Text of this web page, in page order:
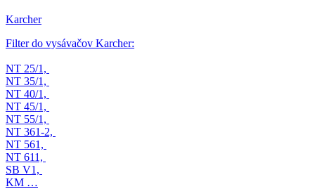
Karcher
Filter do vysávačov Karcher:
NT 25/1,
NT 35/1,
NT 40/1,
NT 45/1,
NT 55/1,
NT 361-2,
NT 561,
NT 611,
SB V1,
KM …